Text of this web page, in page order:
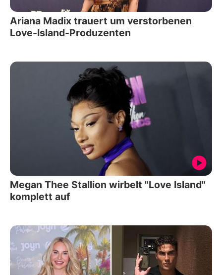
Ariana Madix trauert um verstorbenen
Love-Island-Produzenten
Megan Thee Stallion wirbelt "Love Island"
komplett auf